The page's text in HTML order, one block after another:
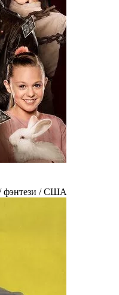
фэнтези / США